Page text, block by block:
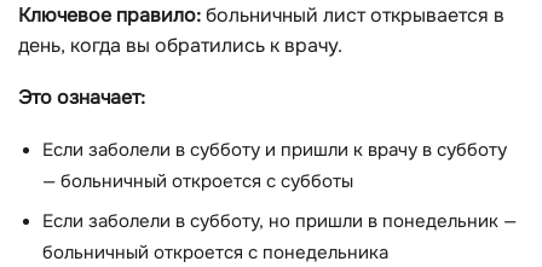
Ключевое правило:больничный лист открывается в
день, когда вы обратились к врачу.
Это означает:
Если заболели в субботу и пришли к врачу в субботу
— больничный откроется с субботы
Если заболели в субботу, но пришли в понедельник —
больничный откроется с понедельника